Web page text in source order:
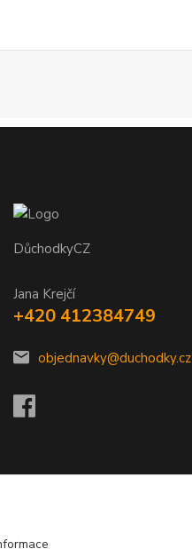
DůchodkyCZ
Jana Krejčí
+420 412384749
objednavky@duchodky.cz